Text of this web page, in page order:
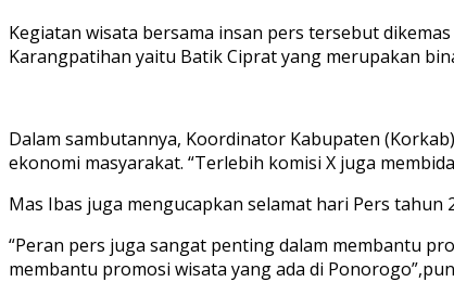
Kegiatan wisata bersama insan pers tersebut
Karangpatihan yaitu Batik Ciprat yang merupakan
Dalam sambutannya, Koordinator Kabupaten
ekonomi masyarakat. “Terlebih komisi X juga
Mas Ibas juga mengucapkan selamat hari Pers
“Peran pers juga sangat penting dalam membantu
membantu promosi wisata yang ada di